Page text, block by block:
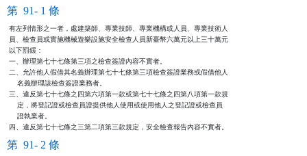
第 91- 1 條
有左列情形之一者，處建築師、專業技師、專業機構或人員、專業技術人
員、檢查員或實施機械遊樂設施安全檢查人員新臺幣六萬元以上三十萬元
以下罰鍰：
一、辦理第七十七條第三項之檢查簽證內容不實者。
二、允許他人假借其名義辦理第七十七條第三項檢查簽證業務或假借他人
    名義辦理該檢查簽證業務者。
三、違反第七十七條之四第六項第一款或第七十七條之四第八項第一款規
    定，將登記證或檢查員證提供他人使用或使用他人之登記證或檢查員
    證執業者。
四、違反第七十七條之三第二項第三款規定，安全檢查報告內容不實者。
第 91- 2 條